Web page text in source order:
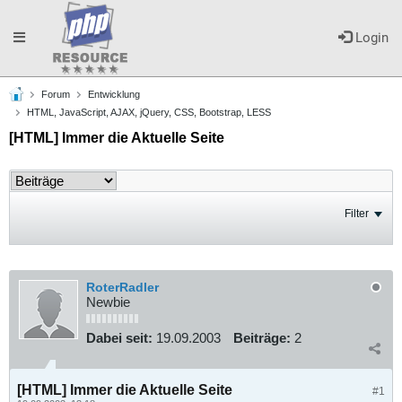
Login
Toggle
navigation
Forum
Entwicklung
HTML, JavaScript, AJAX, jQuery, CSS, Bootstrap, LESS
[HTML] Immer die Aktuelle Seite
Filter
RoterRadler
Newbie
Dabei seit: 19.09.2003 Beiträge: 2
#1
[HTML] Immer die Aktuelle Seite